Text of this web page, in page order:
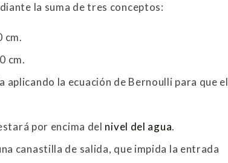
la suma de tres conceptos:
cm.
cm.
aplicando la ecuación de Bernoulli para que el
por encima del nivel del agua.
canastilla de salida, que impida la entrada